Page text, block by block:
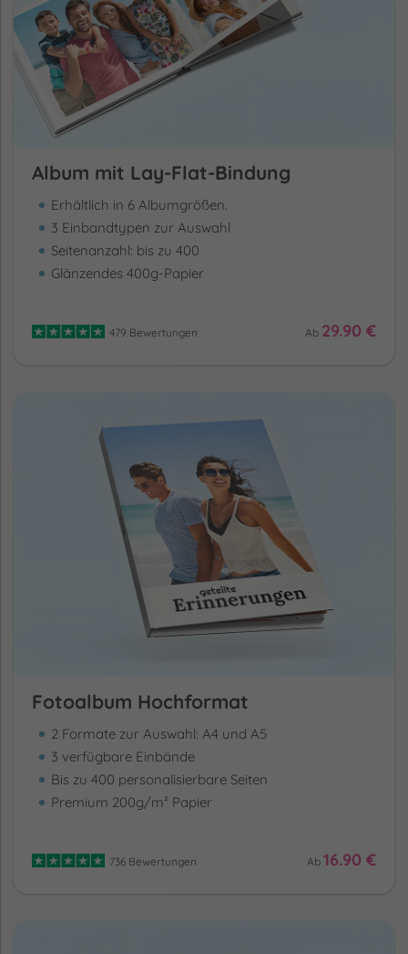
Album mit Lay-Flat-Bindung
Erhältlich in 6 Albumgrößen.
3 Einbandtypen zur Auswahl
Seitenanzahl: bis zu 400
Glänzendes 400g-Papier
479 Bewertungen Ab 29.90 €
Fotoalbum Hochformat
2 Formate zur Auswahl: A4 und A5
3 verfügbare Einbände
Bis zu 400 personalisierbare Seiten
Premium 200g/m² Papier
736 Bewertungen Ab 16.90 €